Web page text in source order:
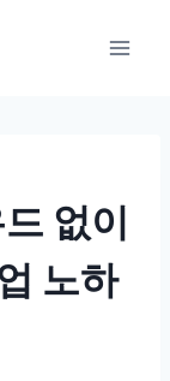
없이
노하